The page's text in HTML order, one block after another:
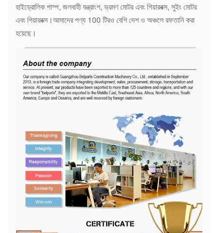
হাইড্রোলিক পাম্প, জলবাহী যন্ত্রাংশ, ভ্রমণ মোটর এবং গিয়ারবক্স, সুইং মোটর
এবং গিয়ারবক্স।আমাদের পণ্য 100 টিরও বেশি দেশ ও অঞ্চলে রফতানি করা
হয়েছে।